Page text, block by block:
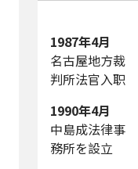
1987年4月
名古屋地方裁
判所法官入职
1990年4月
中島成法律事
務所を設立